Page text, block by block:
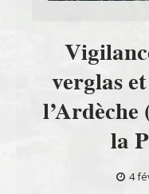
verglas
la
4